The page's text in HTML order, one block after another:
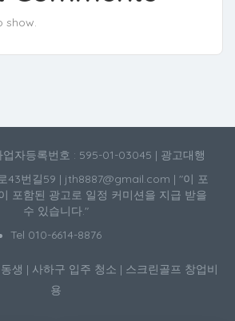
show.
업자등록번호 : 595-01-03045 | 광고대행
43번길59 | jth8887@gmail.com | "이 포
포함된 광고로 일정 커미션을 지급 받을
수 있습니다."
Tel 010-6614-8876
생 | 사하구 입주 청소 | 스크린골프 창업비
용